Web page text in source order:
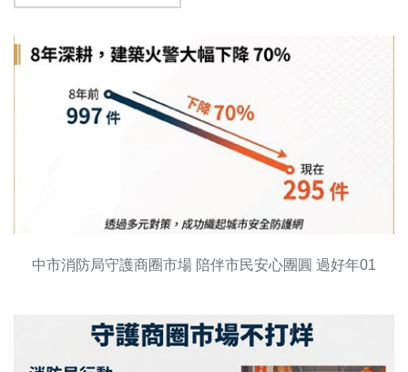
中市消防局守護商圈市場 陪伴市民安心團圓 過好年01